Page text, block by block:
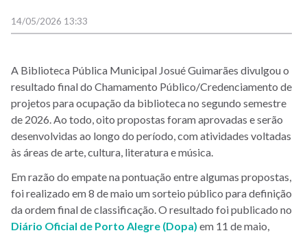
14/05/2026 13:33
A Biblioteca Pública Municipal Josué Guimarães divulgou o
resultado final do Chamamento Público/Credenciamento de
projetos para ocupação da biblioteca no segundo semestre
de 2026. Ao todo, oito propostas foram aprovadas e serão
desenvolvidas ao longo do período, com atividades voltadas
às áreas de arte, cultura, literatura e música.
Em razão do empate na pontuação entre algumas propostas,
foi realizado em 8 de maio um sorteio público para definição
da ordem final de classificação. O resultado foi publicado no
Diário Oficial de Porto Alegre (Dopa) em 11 de maio,